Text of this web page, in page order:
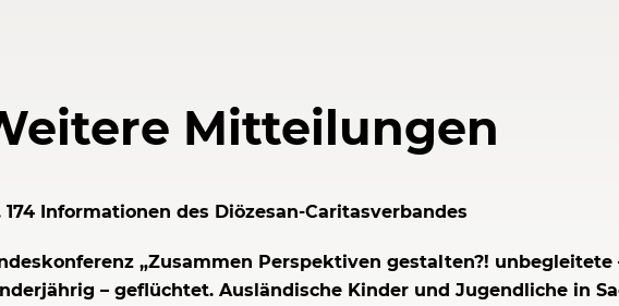
Mitteilungen
174 Informationen des Diözesan-Caritasverbandes
„Zusammen Perspektiven gestalten?! unbegleitete
– geflüchtet. Ausländische Kinder und Jugendliche in